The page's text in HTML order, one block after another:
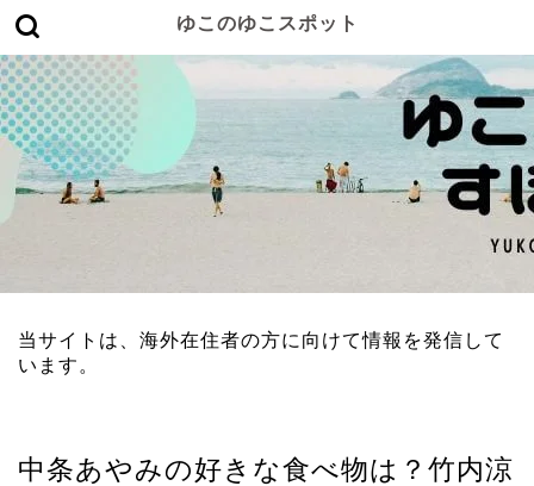
ゆこのゆこスポット
当サイトは、海外在住者の方に向けて情報を発信して
います。
中条あやみの好きな食べ物は？竹内涼